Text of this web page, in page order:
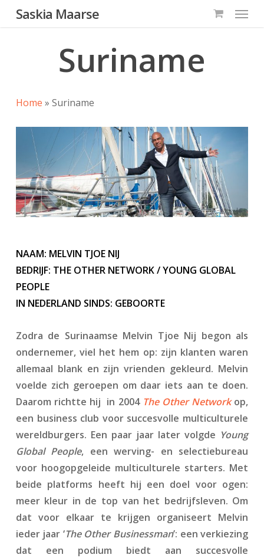
SkipSaskia Maarse Menu
Suriname
Home » Suriname
NAAM: MELVIN TJOE NIJ
BEDRIJF: THE OTHER NETWORK / YOUNG GLOBAL
PEOPLE
IN NEDERLAND SINDS: GEBOORTE
Zodra de Surinaamse Melvin Tjoe Nij begon als
ondernemer, viel het hem op: zijn klanten waren
allemaal blank en zijn vrienden gekleurd. Melvin
voelde zich geroepen om daar iets aan te doen.
Daarom richtte hij in 2004 The Other Networkop,
een business club voor succesvolle multiculturele
wereldburgers. Een paar jaar later volgde Young
Global People, een werving- en selectiebureau
voor hoogopgeleide multiculturele starters. Met
beide platforms heeft hij een doel voor ogen:
meer kleur in de top van het bedrijfsleven. Om
dat voor elkaar te krijgen organiseert Melvin
ieder jaar ‘The Other Businessman’: een verkiezing
dat een podium biedt aan succesvolle